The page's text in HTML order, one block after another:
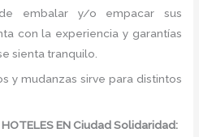
embalar y/o empacar sus
con la experiencia y garantías
sienta tranquilo.
y mudanzas sirve para distintos
HOTELES EN Ciudad Solidaridad: